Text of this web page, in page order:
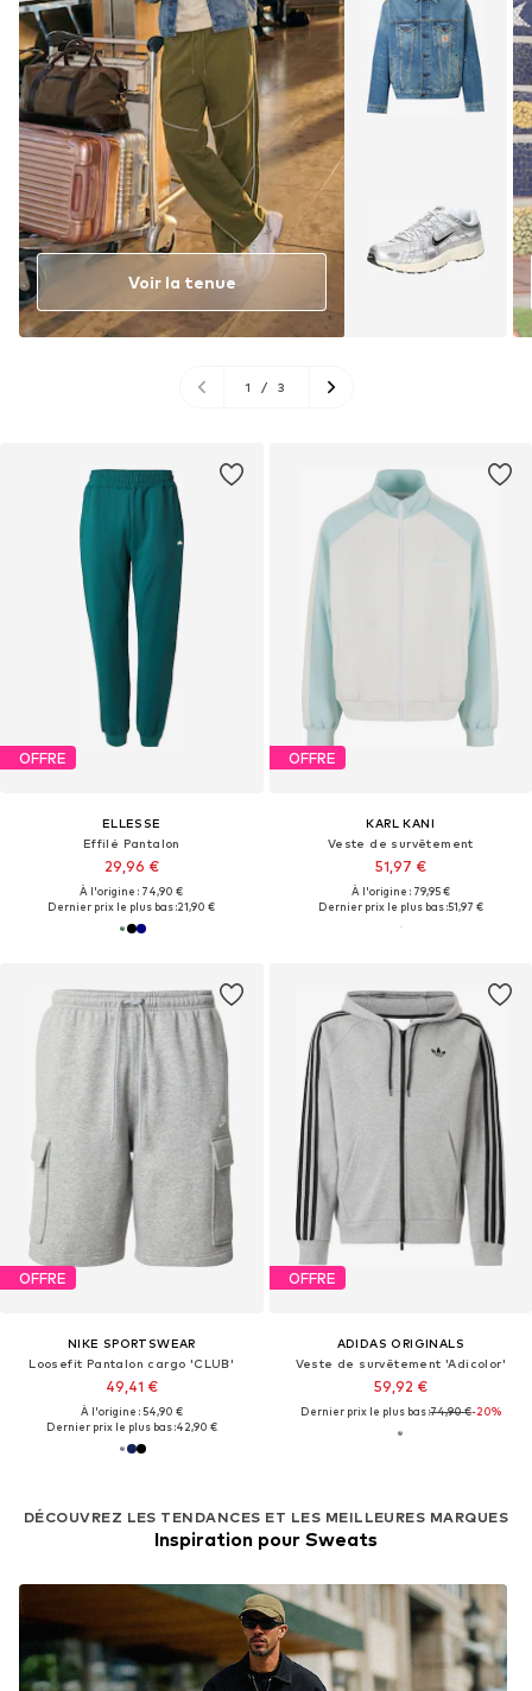
Voir la tenue
1 / 3
OFFRE
ELLESSE
Effilé Pantalon
29,96 €
À l'origine : 74,90 €
Dernier prix le plus bas :21,90 €
OFFRE
KARL KANI
Veste de survêtement
51,97 €
À l'origine : 79,95 €
Dernier prix le plus bas :51,97 €
OFFRE
NIKE SPORTSWEAR
Loosefit Pantalon cargo 'CLUB'
49,41 €
À l'origine : 54,90 €
Dernier prix le plus bas :42,90 €
OFFRE
ADIDAS ORIGINALS
Veste de survêtement 'Adicolor'
59,92 €
Dernier prix le plus bas :74,90 €-20%
DÉCOUVREZ LES TENDANCES ET LES MEILLEURES MARQUES
Inspiration pour Sweats